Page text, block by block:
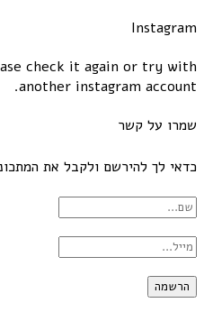
Instagram
check it again or try with
another instagram account.
שמרו על קשר
כדאי לך להירשם ולקבל את